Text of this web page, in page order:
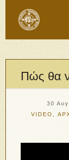
Πώς θα
30
VIDEO